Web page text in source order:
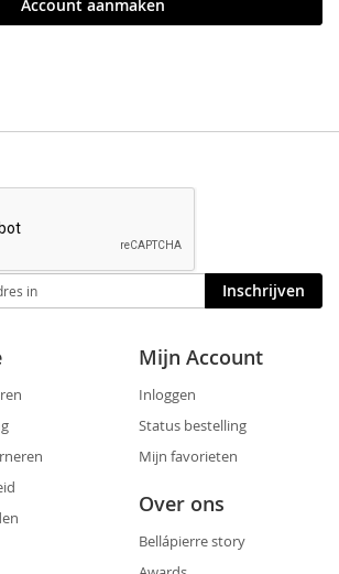
Account aanmaken
Inschrijven
Mijn Account
Inloggen
Status bestelling
Mijn favorieten
Over ons
Bellápierre story